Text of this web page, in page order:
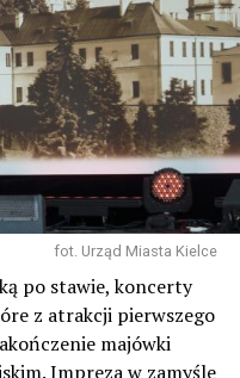
fot. Urząd Miasta Kielce
po stawie, koncerty
z atrakcji pierwszego
majówki
Impreza w zamyśle